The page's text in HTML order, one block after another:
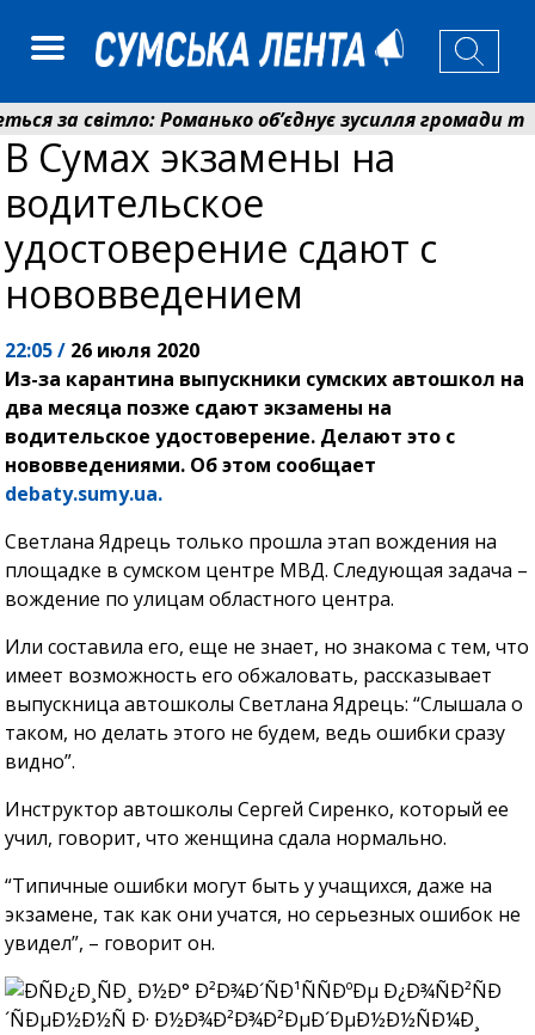
за світло: Романько об’єднує зусилля громади та
Сумщини спрямував 0,2 млрд грн на пенсії,
В Сумах экзамены на
водительское
удостоверение сдают с
нововведением
22:05 / 26 июля 2020
Из-за карантина выпускники сумских автошкол на
два месяца позже сдают экзамены на
водительское удостоверение. Делают это с
нововведениями. Об этом сообщает
debaty.sumy.ua.
Светлана Ядрець только прошла этап вождения на
площадке в сумском центре МВД. Следующая задача –
вождение по улицам областного центра.
Или составила его, еще не знает, но знакома с тем, что
имеет возможность его обжаловать, рассказывает
выпускница автошколы Светлана Ядрець: “Слышала о
таком, но делать этого не будем, ведь ошибки сразу
видно”.
Инструктор автошколы Сергей Сиренко, который ее
учил, говорит, что женщина сдала нормально.
“Типичные ошибки могут быть у учащихся, даже на
экзамене, так как они учатся, но серьезных ошибок не
увидел”, – говорит он.